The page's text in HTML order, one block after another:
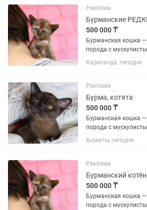
характером:
человеку, активны,...
Реклама
Бурманские
500 000 ₸
Бурманская кошка —
порода с
шелковистой
выразительными
характером:
человеку, активны,...
Караганда, сегодня
Реклама
Бурма, котята
500 000 ₸
Бурманская кошка —
порода с
шелковистой
выразительными
характером:
человеку, активны,...
Алматы, сегодня
Реклама
500 000 ₸
Бурманская кошка —
порода с